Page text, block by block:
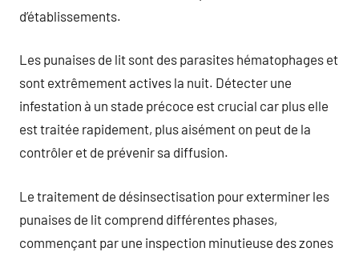
d’établissements.
Les punaises de lit sont des parasites hématophages et
sont extrêmement actives la nuit. Détecter une
infestation à un stade précoce est crucial car plus elle
est traitée rapidement, plus aisément on peut de la
contrôler et de prévenir sa diffusion.
Le traitement de désinsectisation pour exterminer les
punaises de lit comprend différentes phases,
commençant par une inspection minutieuse des zones